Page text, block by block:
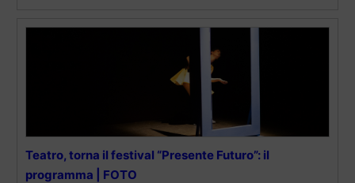
Teatro, torna il festival “Presente Futuro”: il
programma | FOTO